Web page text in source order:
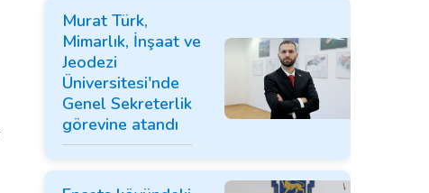
Murat Türk,
Mimarlık, İnşaat ve
Jeodezi
Üniversitesi'nde
Genel Sekreterlik
görevine atandı